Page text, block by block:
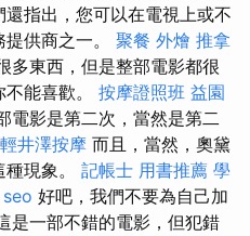
指出，您可以在電視上或不
供商之一。 聚餐 外燴 推拿
多東西，但是整部電影都很
能喜歡。 按摩證照班 益園
電影是第二次，當然是第二
井澤按摩 而且，當然，奧黛
現象。 記帳士 用書推薦 學
好吧，我們不要為自己加
是一部不錯的電影，但犯錯